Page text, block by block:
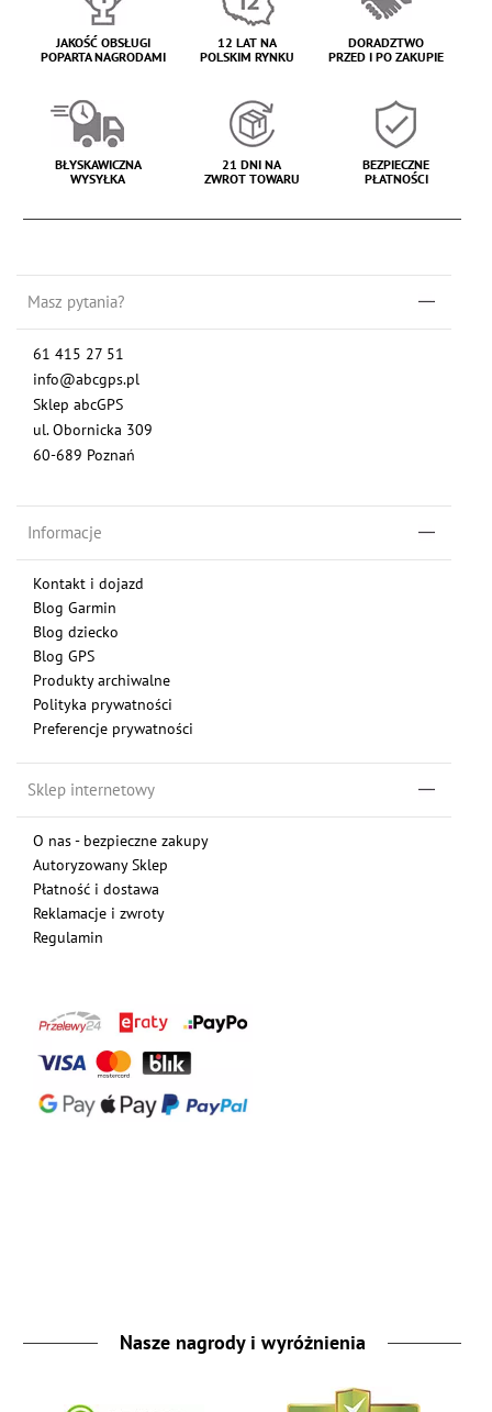
JAKOŚĆ OBSŁUGI
POPARTA NAGRODAMI
12 LAT NA
POLSKIM RYNKU
DORADZTWO
PRZED I PO ZAKUPIE
BŁYSKAWICZNA
WYSYŁKA
21 DNI NA
ZWROT TOWARU
BEZPIECZNE
PŁATNOŚCI
Masz pytania?
61 415 27 51
info@abcgps.pl
Sklep abcGPS
ul. Obornicka 309
60-689 Poznań
Informacje
Kontakt i dojazd
Blog Garmin
Blog dziecko
Blog GPS
Produkty archiwalne
Polityka prywatności
Preferencje prywatności
Sklep internetowy
O nas - bezpieczne zakupy
Autoryzowany Sklep
Płatność i dostawa
Reklamacje i zwroty
Regulamin
Nasze nagrody i wyróżnienia